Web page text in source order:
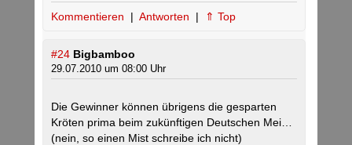
Kommentieren | Antworten | ⇑ Top
#24 Bigbamboo
29.07.2010 um 08:00 Uhr
Die Gewinner können übrigens die gesparten
Kröten prima beim zukünftigen Deutschen Mei…
(nein, so einen Mist schreibe ich nicht)